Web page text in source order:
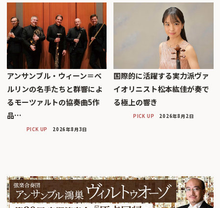
アンサンブル・ウィーン＝ベ
ルリンの名手たちと群響によ
るモーツァルトの協奏曲5作
品…
PICK UP 2026年8月3日
国際的に活躍する実力派ヴァ
イオリニスト松本紘佳が奏で
る極上の響き
PICK UP 2026年8月2日